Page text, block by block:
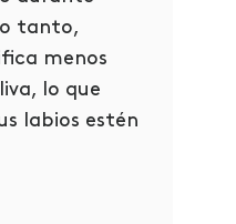
tanto,
menos
lo que
labios estén